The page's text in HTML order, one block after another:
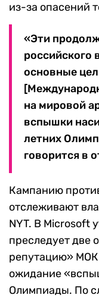
из-за опасений
«Эти
российского
основные
на мировой
вспышки
летних
говорится в
Кампанию
отслеживают
NYT. В Microsoft
преследует две
репутацию» МОК
ожидание
Олимпиады. По